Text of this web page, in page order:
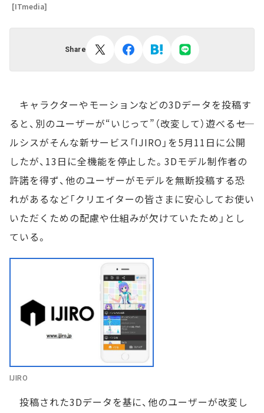
[ITmedia]
Share
キャラクターやモーションなどの3Dデータを投稿す
ると、別のユーザーが“いじって”（改変して）遊べる――セ
ルシスがそんな新サービス「IJIRO」を5月11日に公開
したが、13日に全機能を停止した。3Dモデル制作者の
許諾を得ず、他のユーザーがモデルを無断投稿する恐
れがあるなど「クリエイターの皆さまに安心してお使い
いただくための配慮や仕組みが欠けていたため」とし
ている。
IJIRO
投稿された3Dデータを基に、他のユーザーが改変し